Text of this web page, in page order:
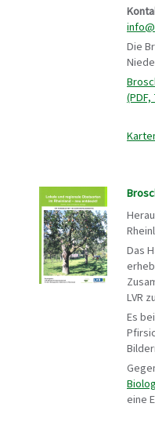
Die
(PDF,
Das
LVR
Es
eine